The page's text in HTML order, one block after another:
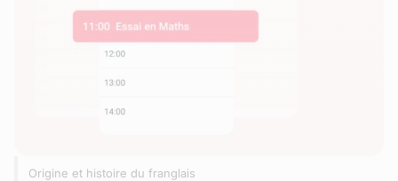
Origine et histoire du franglais